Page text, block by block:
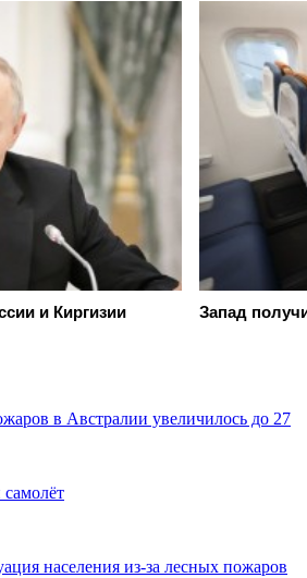
и Киргизии Запад
в Австралии увеличилось до 27
населения из-за лесных пожаров